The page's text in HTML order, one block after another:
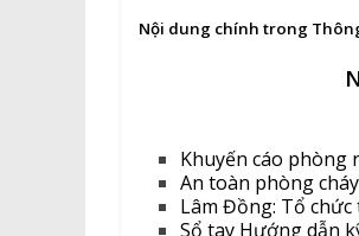
Nội dung chính trong
Khuyến cáo phòng
An toàn phòng
Lâm Đồng: Tổ chức
Sổ tay Hướng dẫn